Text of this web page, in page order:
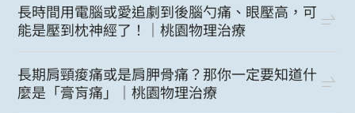
長時間用電腦或愛追劇到後腦勺痛、眼壓高，可
能是壓到枕神經了！｜桃園物理治療
長期肩頸痠痛或是肩胛骨痛？那你一定要知道什
麼是「膏肓痛」｜桃園物理治療